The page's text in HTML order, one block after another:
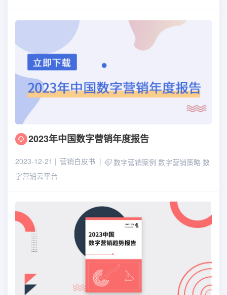
2023年中国数字营销年度报告
2023-12-21 营销白皮书 数字营销案例 数字营销策略 数
字营销云平台